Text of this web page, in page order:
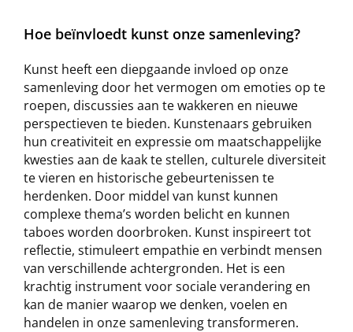
Hoe beïnvloedt kunst onze samenleving?
Kunst heeft een diepgaande invloed op onze
samenleving door het vermogen om emoties op te
roepen, discussies aan te wakkeren en nieuwe
perspectieven te bieden. Kunstenaars gebruiken
hun creativiteit en expressie om maatschappelijke
kwesties aan de kaak te stellen, culturele diversiteit
te vieren en historische gebeurtenissen te
herdenken. Door middel van kunst kunnen
complexe thema’s worden belicht en kunnen
taboes worden doorbroken. Kunst inspireert tot
reflectie, stimuleert empathie en verbindt mensen
van verschillende achtergronden. Het is een
krachtig instrument voor sociale verandering en
kan de manier waarop we denken, voelen en
handelen in onze samenleving transformeren.